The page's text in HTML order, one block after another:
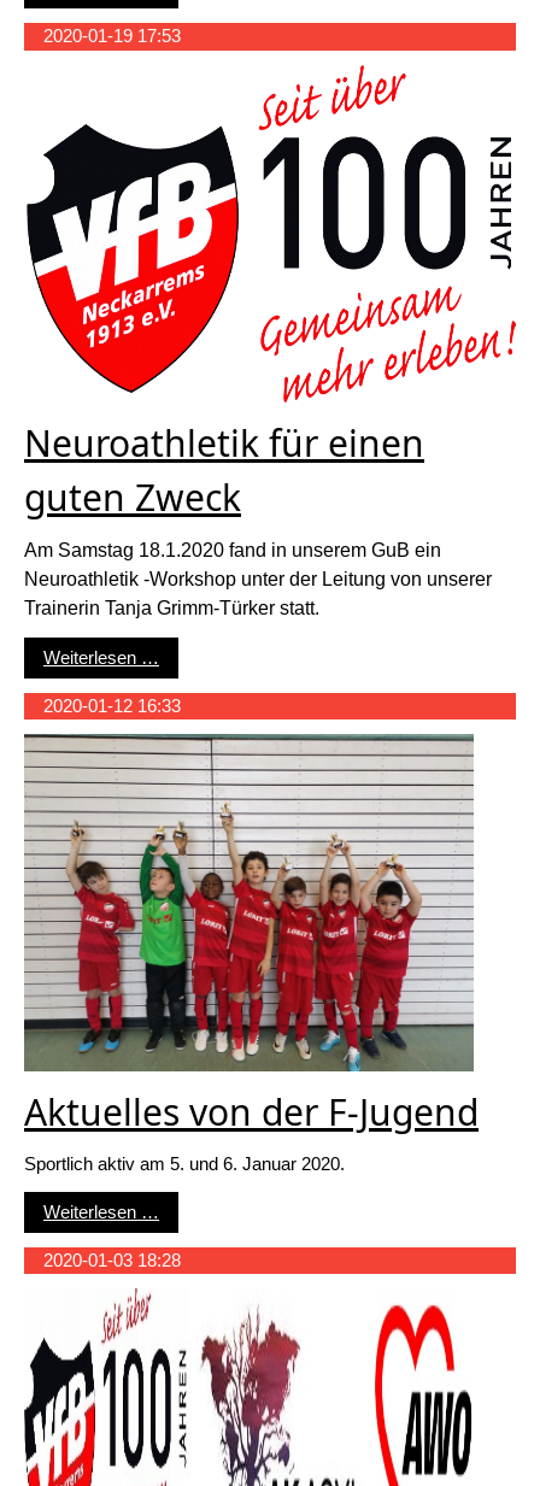
2020-01-19 17:53
Neuroathletik für einen
guten Zweck
Am Samstag 18.1.2020 fand in unserem GuB ein
Neuroathletik -Workshop unter der Leitung von unserer
Trainerin Tanja Grimm-Türker statt.
Weiterlesen …
2020-01-12 16:33
Aktuelles von der F-Jugend
Sportlich aktiv am 5. und 6. Januar 2020.
Weiterlesen …
2020-01-03 18:28